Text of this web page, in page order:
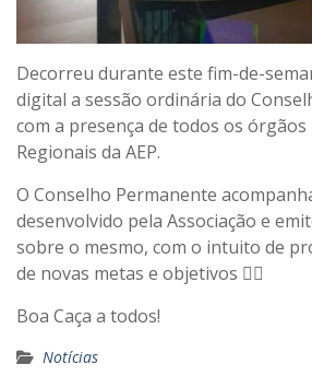
Decorreu durante este fim-de-
digital a sessão ordinária do
com a presença de todos os órgãos
Regionais da AEP.
O Conselho Permanente
desenvolvido pela Associação e
sobre o mesmo, com o intuito de
de novas metas e objetivos 👌🏼
Boa Caça a todos!
Notícias